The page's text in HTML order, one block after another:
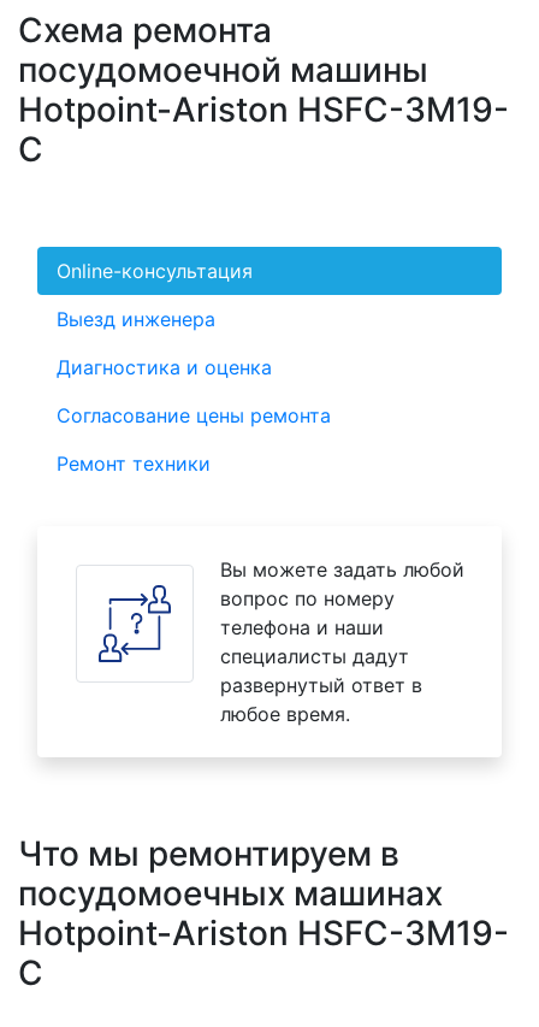
Схема ремонта
посудомоечной машины
Hotpoint-Ariston HSFC-3M19-
C
Online-консультация
Выезд инженера
Диагностика и оценка
Согласование цены ремонта
Ремонт техники
Вы можете задать любой
вопрос по номеру
телефона и наши
специалисты дадут
развернутый ответ в
любое время.
Что мы ремонтируем в
посудомоечных машинах
Hotpoint-Ariston HSFC-3M19-
C